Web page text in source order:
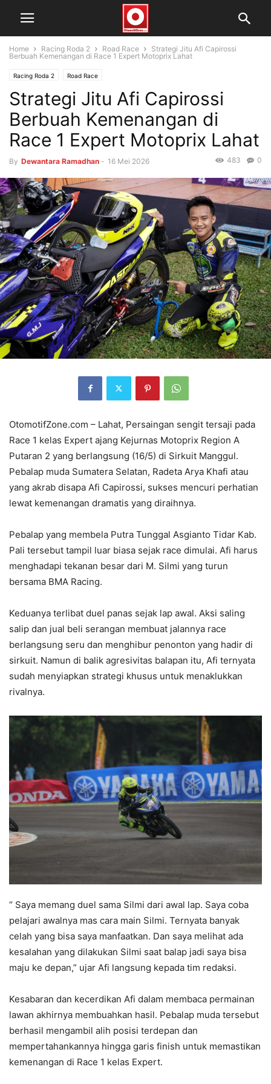
Home Racing Roda 2 Road Race
Strategi Jitu Afi Capirossi
Berbuah Kemenangan di Race 1 Expert Motoprix Lahat
Racing Roda 2 Road Race
Strategi Jitu Afi Capirossi
Berbuah Kemenangan di
Race 1 Expert Motoprix Lahat
By Dewantara Ramadhan - 16 Mei 2026 0
483
OtomotifZone.com – Lahat, Persaingan sengit tersaji pada
Race 1 kelas Expert ajang Kejurnas Motoprix Region A
Putaran 2 yang berlangsung (16/5) di Sirkuit Manggul.
Pebalap muda Sumatera Selatan, Radeta Arya Khafi atau
yang akrab disapa Afi Capirossi, sukses mencuri perhatian
lewat kemenangan dramatis yang diraihnya.
Pebalap yang membela Putra Tunggal Asgianto Tidar Kab.
Pali tersebut tampil luar biasa sejak race dimulai. Afi harus
menghadapi tekanan besar dari M. Silmi yang turun
bersama BMA Racing.
Keduanya terlibat duel panas sejak lap awal. Aksi saling
salip dan jual beli serangan membuat jalannya race
berlangsung seru dan menghibur penonton yang hadir di
sirkuit. Namun di balik agresivitas balapan itu, Afi ternyata
sudah menyiapkan strategi khusus untuk menaklukkan
rivalnya.
“ Saya memang duel sama Silmi dari awal lap. Saya coba
pelajari awalnya mas cara main Silmi. Ternyata banyak
celah yang bisa saya manfaatkan. Dan saya melihat ada
kesalahan yang dilakukan Silmi saat balap jadi saya bisa
maju ke depan,” ujar Afi langsung kepada tim redaksi.
Kesabaran dan kecerdikan Afi dalam membaca permainan
lawan akhirnya membuahkan hasil. Pebalap muda tersebut
berhasil mengambil alih posisi terdepan dan
mempertahankannya hingga garis finish untuk memastikan
kemenangan di Race 1 kelas Expert.